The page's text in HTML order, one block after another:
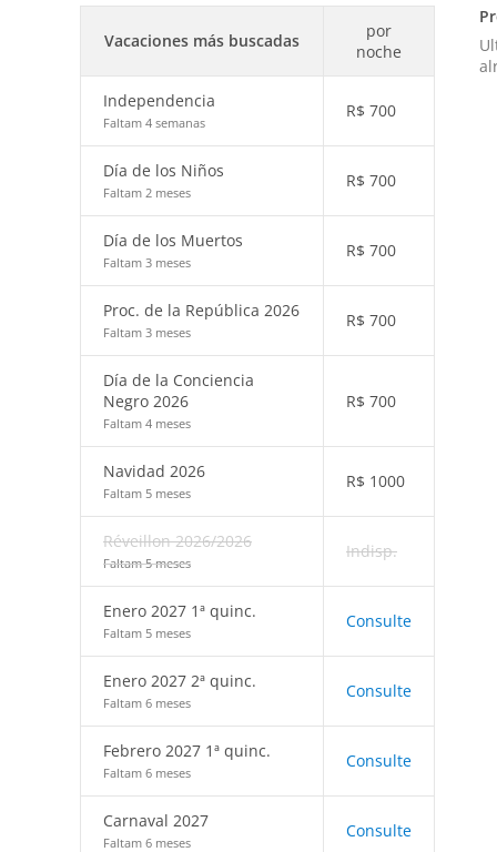
Vacaciones más buscadas
por
noche
Independencia
Faltam 4 semanas
R$ 700
Día de los Niños
Faltam 2 meses
R$ 700
Día de los Muertos
Faltam 3 meses
R$ 700
Proc. de la República 2026
Faltam 3 meses
R$ 700
Día de la Conciencia
Negro 2026
Faltam 4 meses
R$ 700
Navidad 2026
Faltam 5 meses
R$ 1000
Réveillon 2026/2026
Faltam 5 meses
Indisp.
Enero 2027 1ª quinc.
Faltam 5 meses
Consulte
Enero 2027 2ª quinc.
Faltam 6 meses
Consulte
Febrero 2027 1ª quinc.
Faltam 6 meses
Consulte
Carnaval 2027
Faltam 6 meses
Consulte